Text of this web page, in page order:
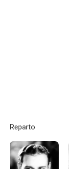
Reparto